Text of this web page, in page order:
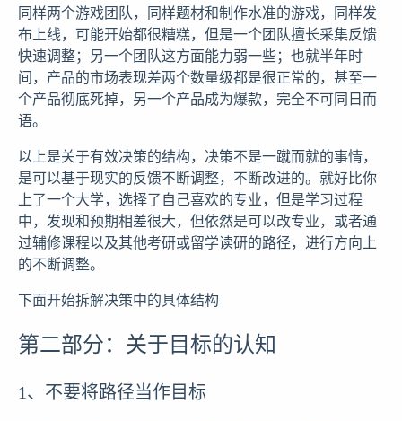
同样两个游戏团队，同样题材和制作水准的游戏，同样发
布上线，可能开始都很糟糕，但是一个团队擅长采集反馈
快速调整；另一个团队这方面能力弱一些；也就半年时
间，产品的市场表现差两个数量级都是很正常的，甚至一
个产品彻底死掉，另一个产品成为爆款，完全不可同日而
语。
以上是关于有效决策的结构，决策不是一蹴而就的事情，
是可以基于现实的反馈不断调整，不断改进的。就好比你
上了一个大学，选择了自己喜欢的专业，但是学习过程
中，发现和预期相差很大，但依然是可以改专业，或者通
过辅修课程以及其他考研或留学读研的路径，进行方向上
的不断调整。
下面开始拆解决策中的具体结构
第二部分：关于目标的认知
1、不要将路径当作目标